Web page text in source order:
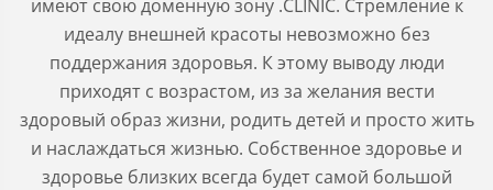
имеют свою доменную зону .CLINIC. Стремление к
идеалу внешней красоты невозможно без
поддержания здоровья. К этому выводу люди
приходят с возрастом, из за желания вести
здоровый образ жизни, родить детей и просто жить
и наслаждаться жизнью. Собственное здоровье и
здоровье близких всегда будет самой большой